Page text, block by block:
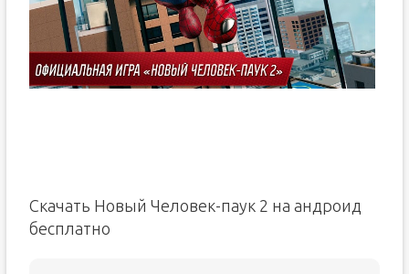
Скачать Новый Человек-паук 2 на андроид
бесплатно